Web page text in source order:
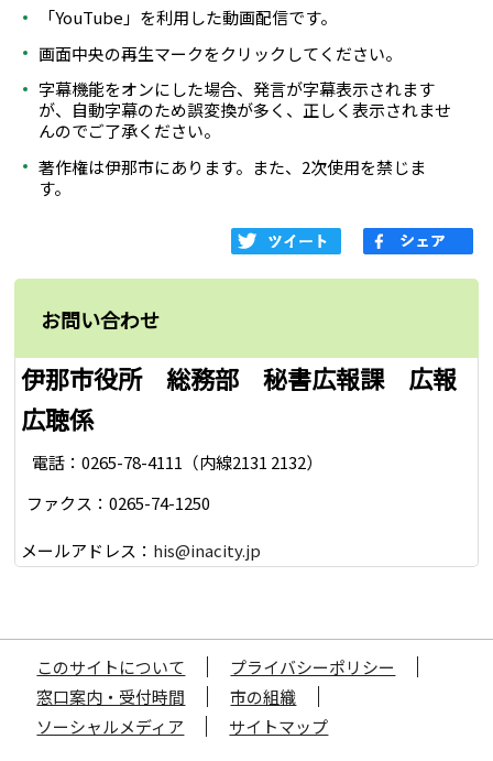
「YouTube」を利用した動画配信です。
画面中央の再生マークをクリックしてください。
字幕機能をオンにした場合、発言が字幕表示されます
が、自動字幕のため誤変換が多く、正しく表示されませ
んのでご了承ください。
著作権は伊那市にあります。また、2次使用を禁じま
す。
お問い合わせ
伊那市役所 総務部 秘書広報課 広報
広聴係
電話：0265-78-4111（内線2131 2132）
ファクス：0265-74-1250
メールアドレス： his@inacity.jp
このサイトについて
プライバシーポリシー
窓口案内・受付時間
市の組織
ソーシャルメディア
サイトマップ